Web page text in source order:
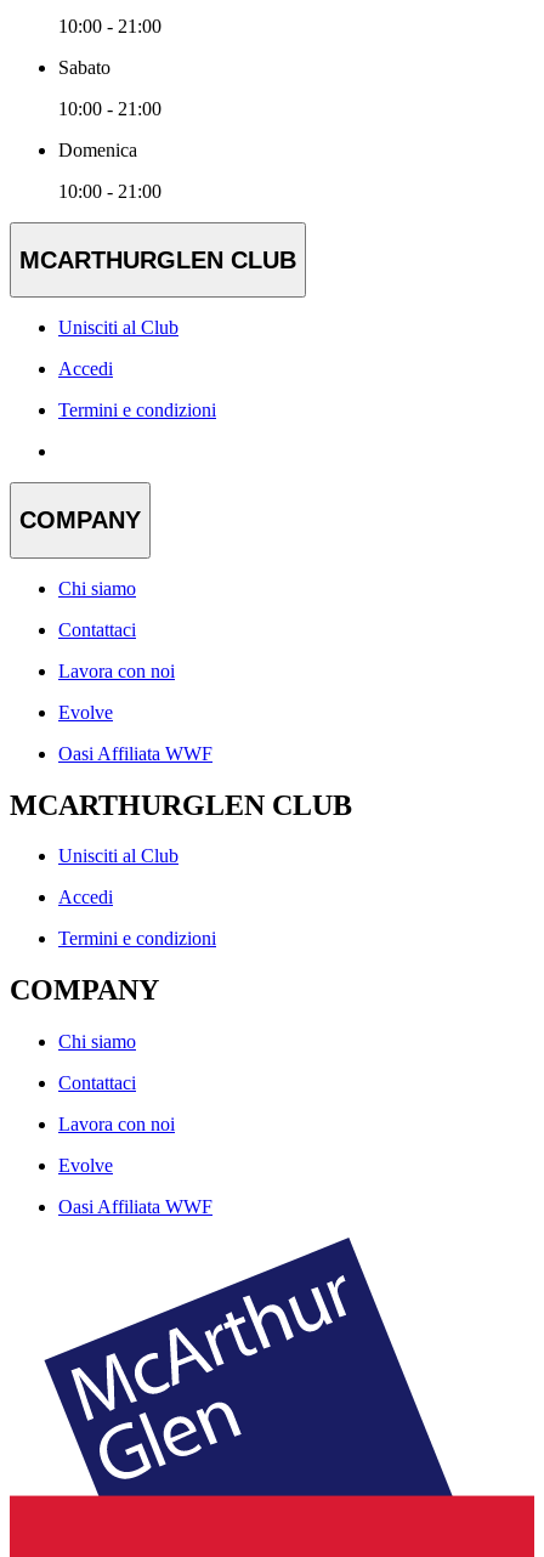
10:00 - 21:00
Sabato
10:00 - 21:00
Domenica
10:00 - 21:00
MCARTHURGLEN CLUB
Unisciti al Club
Accedi
Termini e condizioni
COMPANY
Chi siamo
Contattaci
Lavora con noi
Evolve
Oasi Affiliata WWF
MCARTHURGLEN CLUB
Unisciti al Club
Accedi
Termini e condizioni
COMPANY
Chi siamo
Contattaci
Lavora con noi
Evolve
Oasi Affiliata WWF